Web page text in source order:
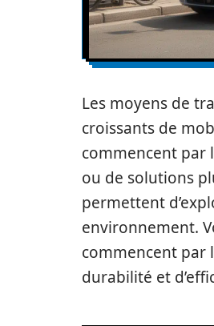
Les moyens de
croissants de
commencent par
ou de solutions
permettent
environnement.
commencent par
durabilité et